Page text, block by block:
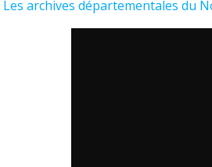
Les archives départementales du